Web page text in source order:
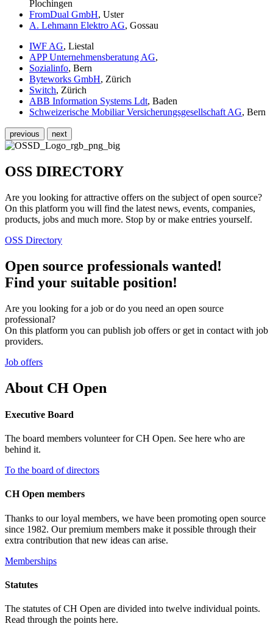
Plochingen
FromDual GmbH, Uster
A. Lehmann Elektro AG, Gossau
IWF AG, Liestal
APP Unternehmensberatung AG,
Sozialinfo, Bern
Byteworks GmbH, Zürich
Switch, Zürich
ABB Information Systems Ldt, Baden
Schweizerische Mobiliar Versicherungsgesellschaft AG, Bern
previous next
OSS DIRECTORY
Are you looking for attractive offers on the subject of open source?
On this platform you will find the latest news, events, companies,
products, jobs and much more. Stop by or make entries yourself.
OSS Directory
Open source professionals wanted!
Find your suitable position!
Are you looking for a job or do you need an open source
professional?
On this platform you can publish job offers or get in contact with job
providers.
Job offers
About CH Open
Executive Board
The board members volunteer for CH Open. See here who are
behind it.
To the board of directors
CH Open members
Thanks to our loyal members, we have been promoting open source
since 1982. Our premium members make it possible through their
extra contribution that new ideas can arise.
Memberships
Statutes
The statutes of CH Open are divided into twelve individual points.
Read through the points here.